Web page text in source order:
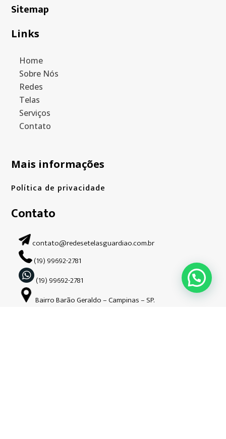
Sitemap
Links
Home
Sobre Nós
Redes
Telas
Serviços
Contato
Mais informações
Política de privacidade
Contato
contato@redesetelasguardiao.com.br
(19) 99692-2781
(19) 99692-2781
Bairro Barão Geraldo – Campinas – SP.